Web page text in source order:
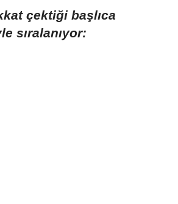
çektiği başlıca
sıralanıyor: